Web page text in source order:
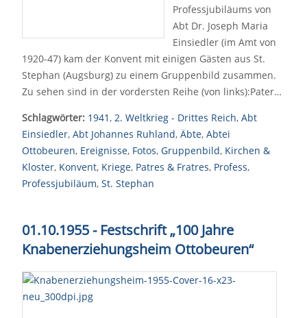
Professjubiläums von
Abt Dr. Joseph Maria
Einsiedler (im Amt von
1920-47) kam der Konvent mit einigen Gästen aus St.
Stephan (Augsburg) zu einem Gruppenbild zusammen.
Zu sehen sind in der vordersten Reihe (von links):Pater…
Schlagwörter: 1941, 2. Weltkrieg - Drittes Reich, Abt
Einsiedler, Abt Johannes Ruhland, Äbte, Abtei
Ottobeuren, Ereignisse, Fotos, Gruppenbild, Kirchen &
Kloster, Konvent, Kriege, Patres & Fratres, Profess,
Professjubiläum, St. Stephan
01.10.1955 - Festschrift „100 Jahre
Knabenerziehungsheim Ottobeuren“